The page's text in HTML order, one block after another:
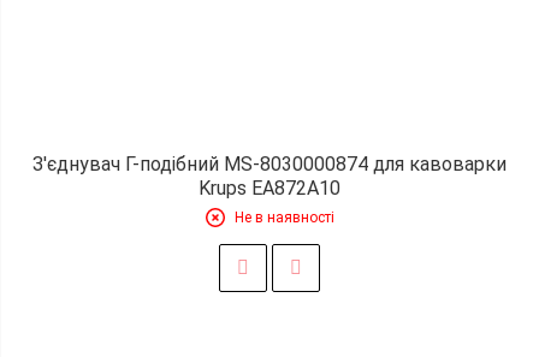
З'єднувач Г-подібний MS-8030000874 для кавоварки
Krups EA872A10
Не в наявності